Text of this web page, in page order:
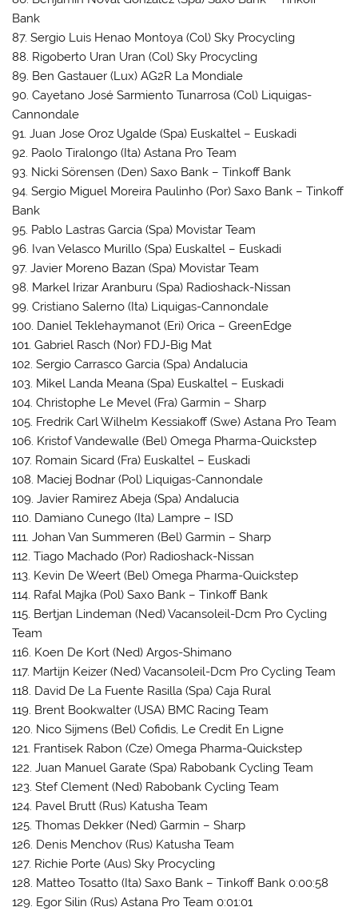
Bank
87. Sergio Luis Henao Montoya (Col) Sky Procycling
88. Rigoberto Uran Uran (Col) Sky Procycling
89. Ben Gastauer (Lux) AG2R La Mondiale
90. Cayetano José Sarmiento Tunarrosa (Col) Liquigas-
Cannondale
91. Juan Jose Oroz Ugalde (Spa) Euskaltel – Euskadi
92. Paolo Tiralongo (Ita) Astana Pro Team
93. Nicki Sörensen (Den) Saxo Bank – Tinkoff Bank
94. Sergio Miguel Moreira Paulinho (Por) Saxo Bank – Tinkoff
Bank
95. Pablo Lastras Garcia (Spa) Movistar Team
96. Ivan Velasco Murillo (Spa) Euskaltel – Euskadi
97. Javier Moreno Bazan (Spa) Movistar Team
98. Markel Irizar Aranburu (Spa) Radioshack-Nissan
99. Cristiano Salerno (Ita) Liquigas-Cannondale
100. Daniel Teklehaymanot (Eri) Orica – GreenEdge
101. Gabriel Rasch (Nor) FDJ-Big Mat
102. Sergio Carrasco Garcia (Spa) Andalucia
103. Mikel Landa Meana (Spa) Euskaltel – Euskadi
104. Christophe Le Mevel (Fra) Garmin – Sharp
105. Fredrik Carl Wilhelm Kessiakoff (Swe) Astana Pro Team
106. Kristof Vandewalle (Bel) Omega Pharma-Quickstep
107. Romain Sicard (Fra) Euskaltel – Euskadi
108. Maciej Bodnar (Pol) Liquigas-Cannondale
109. Javier Ramirez Abeja (Spa) Andalucia
110. Damiano Cunego (Ita) Lampre – ISD
111. Johan Van Summeren (Bel) Garmin – Sharp
112. Tiago Machado (Por) Radioshack-Nissan
113. Kevin De Weert (Bel) Omega Pharma-Quickstep
114. Rafal Majka (Pol) Saxo Bank – Tinkoff Bank
115. Bertjan Lindeman (Ned) Vacansoleil-Dcm Pro Cycling
Team
116. Koen De Kort (Ned) Argos-Shimano
117. Martijn Keizer (Ned) Vacansoleil-Dcm Pro Cycling Team
118. David De La Fuente Rasilla (Spa) Caja Rural
119. Brent Bookwalter (USA) BMC Racing Team
120. Nico Sijmens (Bel) Cofidis, Le Credit En Ligne
121. Frantisek Rabon (Cze) Omega Pharma-Quickstep
122. Juan Manuel Garate (Spa) Rabobank Cycling Team
123. Stef Clement (Ned) Rabobank Cycling Team
124. Pavel Brutt (Rus) Katusha Team
125. Thomas Dekker (Ned) Garmin – Sharp
126. Denis Menchov (Rus) Katusha Team
127. Richie Porte (Aus) Sky Procycling
128. Matteo Tosatto (Ita) Saxo Bank – Tinkoff Bank 0:00:58
129. Egor Silin (Rus) Astana Pro Team 0:01:01